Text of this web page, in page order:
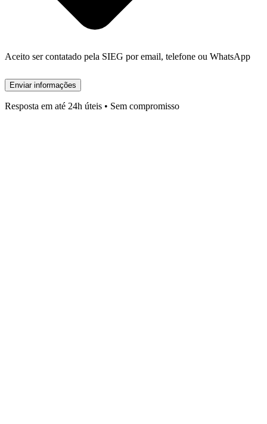
Aceito ser contatado pela SIEG por email, telefone ou WhatsApp
Enviar informações
Resposta em até 24h úteis • Sem compromisso